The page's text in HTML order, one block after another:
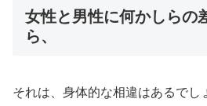
女性と男性に何かしらの
ら、
それは、身体的な相違はあるでし